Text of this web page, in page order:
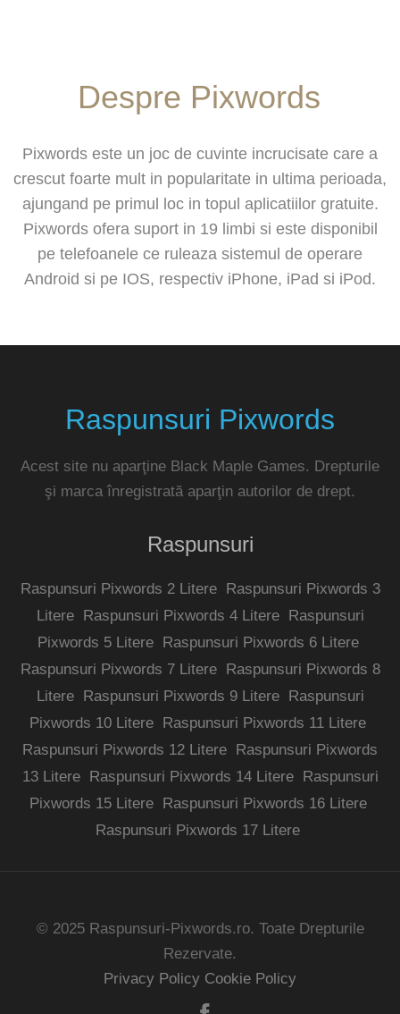
Despre Pixwords
Pixwords este un joc de cuvinte incrucisate care a
crescut foarte mult in popularitate in ultima perioada,
ajungand pe primul loc in topul aplicatiilor gratuite.
Pixwords ofera suport in 19 limbi si este disponibil
pe telefoanele ce ruleaza sistemul de operare
Android si pe IOS, respectiv iPhone, iPad si iPod.
Raspunsuri Pixwords
Acest site nu aparţine Black Maple Games. Drepturile
şi marca înregistrată aparţin autorilor de drept.
Raspunsuri
Raspunsuri Pixwords 2 Litere
Raspunsuri Pixwords 3
Litere
Raspunsuri Pixwords 4 Litere
Raspunsuri
Pixwords 5 Litere
Raspunsuri Pixwords 6 Litere
Raspunsuri Pixwords 7 Litere
Raspunsuri Pixwords 8
Litere
Raspunsuri Pixwords 9 Litere
Raspunsuri
Pixwords 10 Litere Raspunsuri Pixwords 11 Litere
Raspunsuri Pixwords 12 Litere Raspunsuri Pixwords
13 Litere
Raspunsuri Pixwords 14 Litere
Raspunsuri
Pixwords 15 Litere
Raspunsuri Pixwords 16 Litere
Raspunsuri Pixwords 17 Litere
© 2025 Raspunsuri-Pixwords.ro. Toate Drepturile
Rezervate.
Privacy Policy Cookie Policy